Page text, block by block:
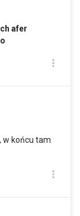
afer
w końcu tam